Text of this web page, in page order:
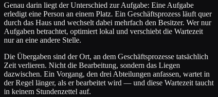
Genau darin liegt der Unterschied zur Aufgabe: Eine Aufgabe
erledigt eine Person an einem Platz. Ein Geschäftsprozess läuft quer
durch das Haus und wechselt dabei mehrfach den Besitzer. Wer nur
Aufgaben betrachtet, optimiert lokal und verschiebt die Wartezeit
nur an eine andere Stelle.
Die Übergaben sind der Ort, an dem Geschäftsprozesse tatsächlich
Zeit verlieren. Nicht die Bearbeitung, sondern das Liegen
dazwischen. Ein Vorgang, den drei Abteilungen anfassen, wartet in
der Regel länger, als er bearbeitet wird — und diese Wartezeit taucht
in keinem Stundenzettel auf.